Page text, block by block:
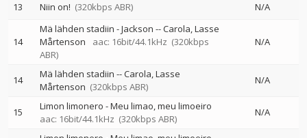
13
Niin on! (320kbps ABR) N/A
14
Mä lähden stadiin - Jackson --Carola Lasse
Mårtenson
aac: 16bit/44.1kHz (320kbps
ABR)
N/A
14 Mä lähden stadiin --Carola Lasse
Mårtenson (320kbps ABR)
N/A
15
Limon limonero - Meu limao, meu limoeiro
aac: 16bit/44.1kHz (320kbps ABR)
N/A